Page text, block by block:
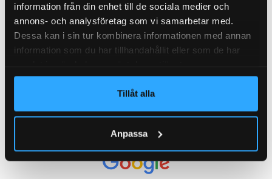
information från din enhet till de sociala medier och
annons- och analysföretag som vi samarbetar med.
Dessa kan i sin tur kombinera informationen med annan
information som du har tillhandahållit eller som de har
Tillåt alla
Anpassa
WEIGHT
Recensioner (0)
Relaterade produkter